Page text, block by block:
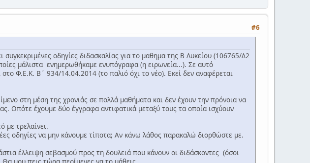
#6
οδηγίες διδασκαλίας για το μαθημα της Β Λυκείου (106765/Δ2
μάλιστα ενημερωθήκαμε ενυπόγραφα (η ειρωνεία...). Σε αυτό
Φ.Ε.Κ. Β΄ 934/14.04.2014 (το παλιό όχι το νέο). Εκεί δεν αναφέρεται
στη μέση της χρονιάς σε πολλά μαθήματα και δεν έχουν την πρόνοια να
Οπότε έχουμε δύο έγγραφα αντιφατικά μεταξύ τους τα οποία ισχύουν
με τρελαίνει.
οδηγίες να μην κάνουμε τίποτα; Αν κάνω λάθος παρακαλώ διορθώστε με.
έλλειψη σεβασμού προς τη δουλειά που κάνουν οι διδάσκοντες (όσοι
μου πεις τώρα περίμενες να το μάθεις.